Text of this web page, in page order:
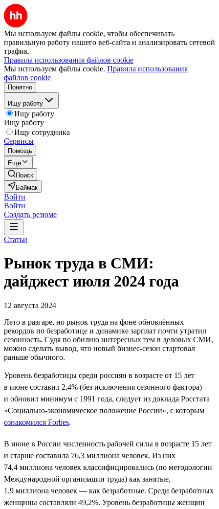
Мы используем файлы cookie, чтобы обеспечивать
правильную работу нашего веб-сайта и анализировать сетевой
трафик.
Правила использования файлов cookie
Мы используем файлы cookie. Правила использования
файлов cookie
Понятно
Ищу работу
Ищу работу
Ищу работу
Ищу сотрудника
Сервисы
Помощь
Ещё
Поиск
Баймак
Войти
Войти
Создать резюме
Статьи
Рынок труда в СМИ:
дайджест июля 2024 года
12 августа 2024
Лето в разгаре, но рынок труда на фоне обновлённых
рекордов по безработице и динамике зарплат почти утратил
сезонность. Судя по обилию интересных тем в деловых СМИ,
можно сделать вывод, что новый бизнес-сезон стартовал
раньше обычного.
Уровень безработицы среди россиян в возрасте от 15 лет
в июне составил 2,4% (без исключения сезонного фактора)
и обновил минимум с 1991 года, следует из доклада Росстата
«Социально-экономическое положение России», с которым
ознакомился Forbes.
В июне в России численность рабочей силы в возрасте 15 лет
и старше составила 76,3 миллиона человек. Из них
74,4 миллиона человек классифицировались (по методологии
Международной организации труда) как занятые,
1,9 миллиона человек — как безработные. Среди безработных
женщины составляли 49,2%. Уровень безработицы женщин